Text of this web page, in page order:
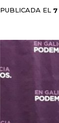
PUBLICADA EL 7